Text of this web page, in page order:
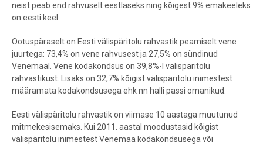
neist peab end rahvuselt eestlaseks ning kõigest 9% emakeeleks
on eesti keel.
Ootuspäraselt on Eesti välispäritolu rahvastik peamiselt vene
juurtega: 73,4% on vene rahvusest ja 27,5% on sündinud
Venemaal. Vene kodakondsus on 39,8%-l välispäritolu
rahvastikust. Lisaks on 32,7% kõigist välispäritolu inimestest
määramata kodakondsusega ehk nn halli passi omanikud.
Eesti välispäritolu rahvastik on viimase 10 aastaga muutunud
mitmekesisemaks. Kui 2011. aastal moodustasid kõigist
välispäritolu inimestest Venemaa kodakondsusega või